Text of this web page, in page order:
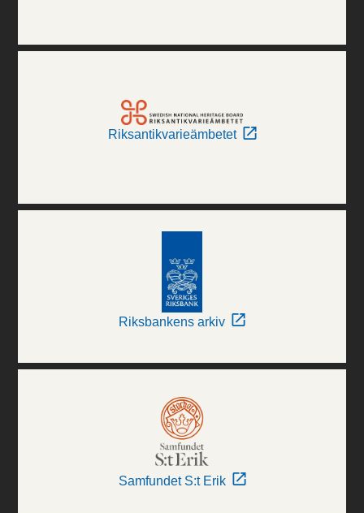
Riksantikvarieämbetet
Riksbankens arkiv
Samfundet S:t Erik